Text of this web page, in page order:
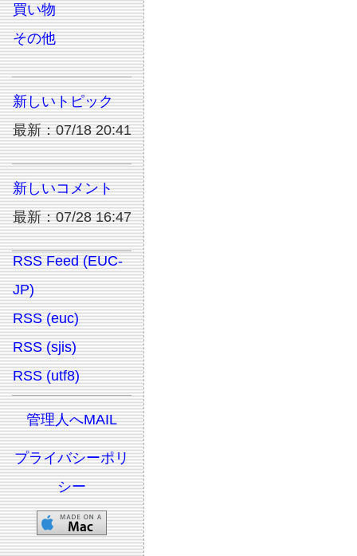
買い物
その他
新しいトピック
最新：07/18 20:41
新しいコメント
最新：07/28 16:47
RSS Feed (EUC-
JP)
RSS (euc)
RSS (sjis)
RSS (utf8)
管理人へMAIL
プライバシーポリ
シー